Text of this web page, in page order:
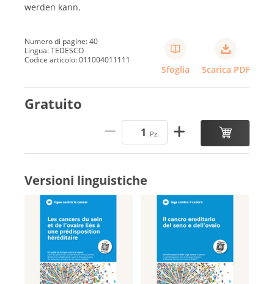
werden kann.
Numero di pagine: 40
Lingua: TEDESCO
Codice articolo: 011004011111
Sfoglia Scarica PDF
Gratuito
Pz.
Versioni linguistiche